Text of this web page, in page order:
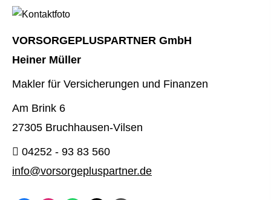
VORSORGEPLUSPARTNER GmbH
Heiner Müller
Makler für Versicherungen und Finanzen
Am Brink 6
27305 Bruchhausen-Vilsen
04252 - 93 83 560
info@vorsorgepluspartner.de